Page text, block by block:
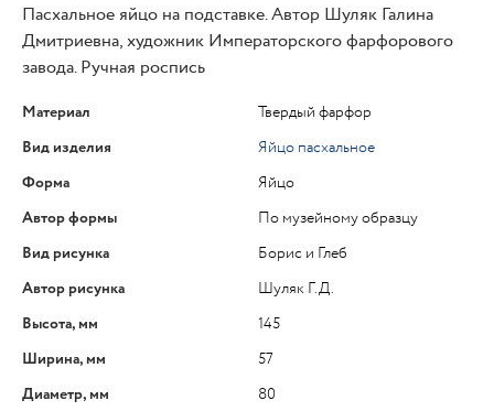
Пасхальное яйцо на подставке. Автор Шуляк Галина
Дмитриевна, художник Императорского фарфорового
завода. Ручная роспись
Материал
Твердый фарфор
Вид изделия
Яйцо пасхальное
Форма
Яйцо
Автор формы
По музейному образцу
Вид рисунка
Борис и Глеб
Автор рисунка
Шуляк Г.Д.
Высота, мм
145
Ширина, мм
57
Диаметр, мм
80